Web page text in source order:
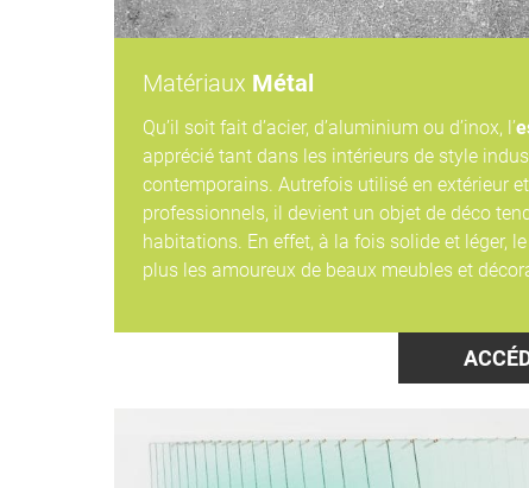
Matériaux Métal
Qu’il soit fait d’acier, d’aluminium ou d’inox, l’
apprécié tant dans les intérieurs de style
contemporains. Autrefois utilisé en extérieur
professionnels, il devient un objet de déco
habitations. En effet, à la fois solide et léger,
plus les amoureux de beaux meubles et